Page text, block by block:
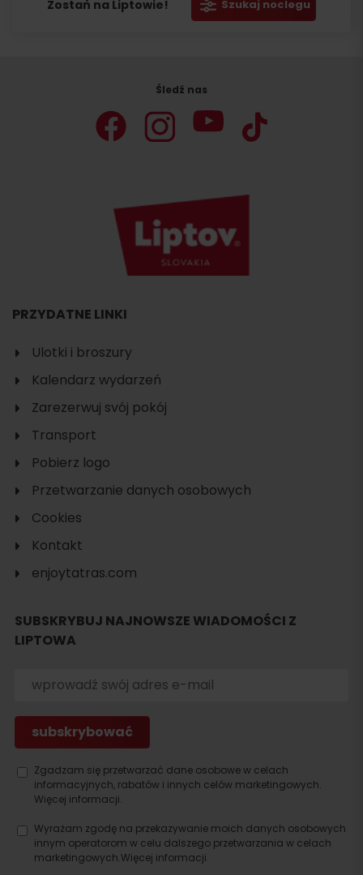
Zostań na Liptowie! Szukaj noclegu
noclegu
Śledź nas
PRZYDATNE LINKI
Ulotki i broszury
Kalendarz wydarzeń
Zarezerwuj svój pokój
Transport
Pobierz logo
Przetwarzanie danych osobowych
Cookies
Kontakt
enjoytatras.com
SUBSKRYBUJ NAJNOWSZE WIADOMOŚCI Z
LIPTOWA
Zgadzam się przetwarzać dane osobowe w celach
informacyjnych, rabatów i innych celów marketingowych.
Więcej informacji.
Wyrażam zgodę na przekazywanie moich danych osobowych
innym operatorom w celu dalszego przetwarzania w celach
marketingowych.Więcej informacji.